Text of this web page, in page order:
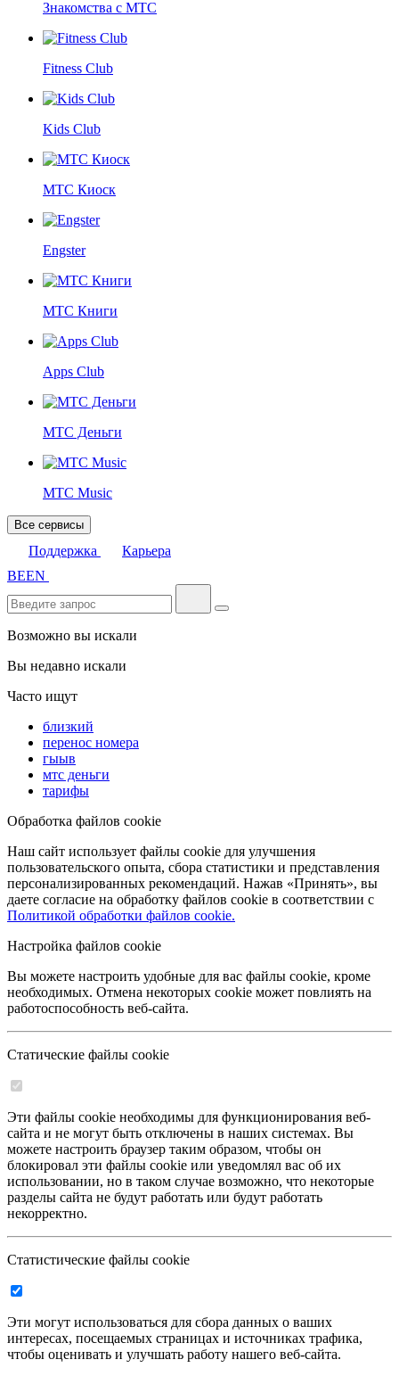
Знакомства с МТС
Fitness Club
Kids Club
МТС Киоск
Engster
МТС Книги
Apps Club
МТС Деньги
МТС Music
Все сервисы
Поддержка
Карьера
BEEN
Возможно вы искали
Вы недавно искали
Часто ищут
близкий
перенос номера
гыыв
мтс деньги
тарифы
Обработка файлов cookie
Наш сайт использует файлы cookie для улучшения
пользовательского опыта, сбора статистики и представления
персонализированных рекомендаций. Нажав «Принять», вы
даете согласие на обработку файлов cookie в соответствии с
Политикой обработки файлов cookie.
Настройка файлов cookie
Вы можете настроить удобные для вас файлы cookie, кроме
необходимых. Отмена некоторых cookie может повлиять на
работоспособность веб-сайта.
Статические файлы cookie
Эти файлы cookie необходимы для функционирования веб-
сайта и не могут быть отключены в наших системах. Вы
можете настроить браузер таким образом, чтобы он
блокировал эти файлы cookie или уведомлял вас об их
использовании, но в таком случае возможно, что некоторые
разделы сайта не будут работать или будут работать
некорректно.
Статистические файлы cookie
Эти могут использоваться для сбора данных о ваших
интересах, посещаемых страницах и источниках трафика,
чтобы оценивать и улучшать работу нашего веб-сайта.